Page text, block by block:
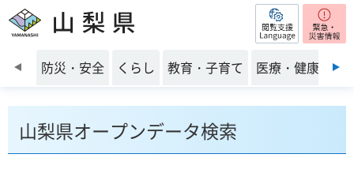
山梨県 閲覧支援
前のスライドを表示
防災・安全 くらし 教育・子育て 医療・健康・福
山梨県オープンデータ検索